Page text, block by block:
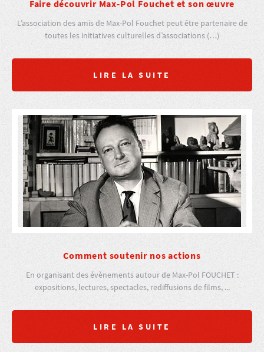
Faire découvrir Max-Pol Fouchet et son œuvre
L’association des amis de Max-Pol Fouchet peut être partenaire de
toutes les initiatives culturelles d’associations (…)
LIRE LA SUITE
Comment soutenir nos actions
En organisant des évènements autour de Max-Pol FOUCHET :
expositions, lectures, spectacles, rediffusions de films, ...
LIRE LA SUITE